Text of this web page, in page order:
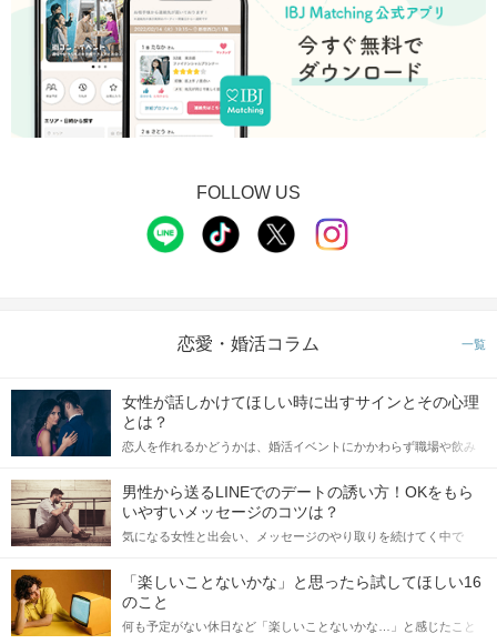
FOLLOW US
恋愛・婚活コラム 一覧
女性が話しかけてほしい時に出すサインとその心理
とは？
恋人を作れるかどうかは、婚活イベントにかかわらず職場や飲み
てアプローチできるかにも左右されます。 これから恋人作りを本
格的に始めようとしている方は、女性が異性を求めて出すサイン
をしっかりと理解し、正しい行動に移せるかどうかが重要。 この
記事では、女性が話しかけて欲しい時に出すサインとその心理を
合にどのような行動に繋げるべきかをご紹介していきます。
男性から送るLINEでのデートの誘い方！OKをもら
いやすいメッセージのコツは？
気になる女性と出会い、メッセージのやり取りを続けてく中で
しかし、中には「どう誘ったらいいの？」とお困りの男性もいら
っしゃるのではないでしょうか。 そこで今回は、男性から女性へ
送るLINEでのデートの誘い方のコツをご紹介します。例文も混じ
えながら解説するので、ぜひ参考にしてください。
「楽しいことないかな」と思ったら試してほしい16
のこと
何も予定がない休日など「楽しいことないかな…」と感じたこと